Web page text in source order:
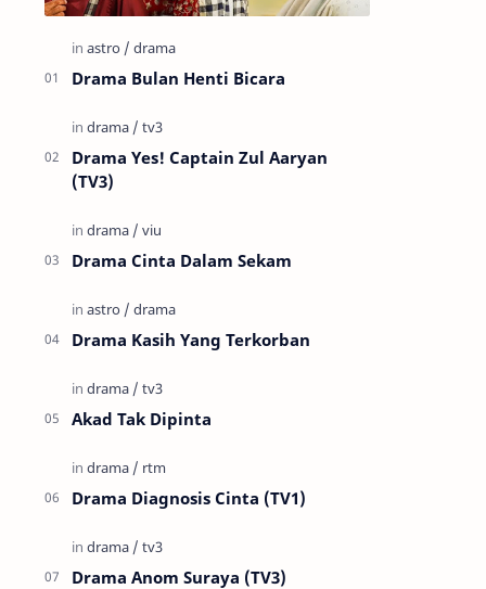
Drama Bulan Henti Bicara
Drama Yes! Captain Zul Aaryan
(TV3)
Drama Cinta Dalam Sekam
Drama Kasih Yang Terkorban
Akad Tak Dipinta
Drama Diagnosis Cinta (TV1)
Drama Anom Suraya (TV3)